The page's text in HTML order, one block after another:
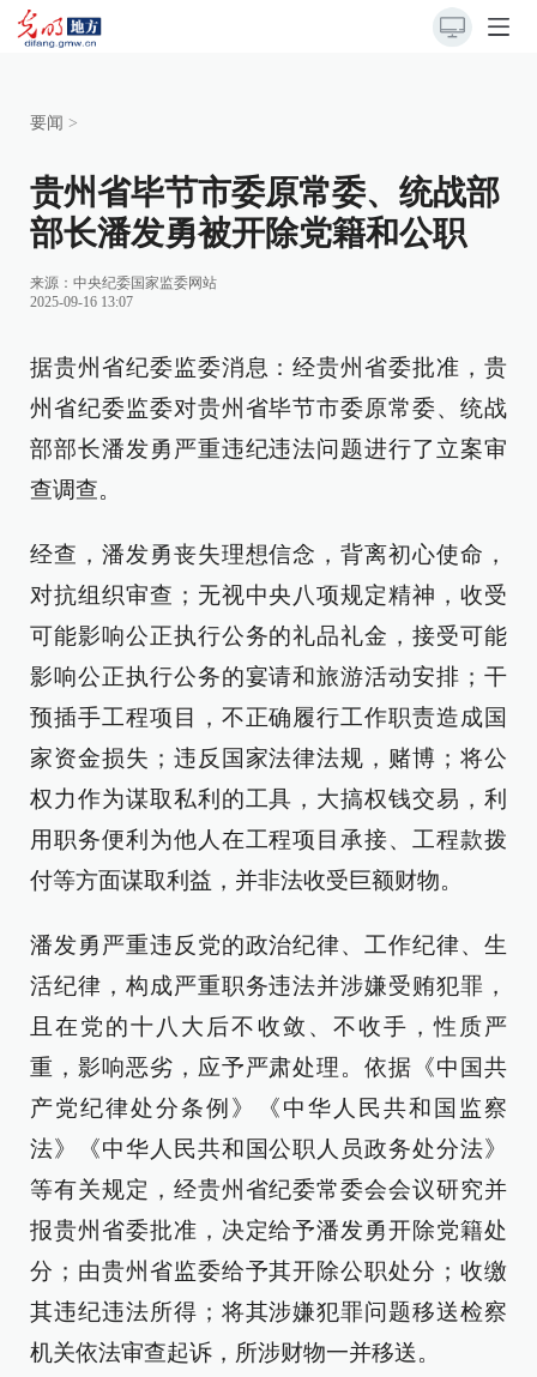
要闻 >
贵州省毕节市委原常委、统战部
部长潘发勇被开除党籍和公职
来源： 中央纪委国家监委网站
2025-09-16 13:07
据贵州省纪委监委消息：经贵州省委批准，贵
州省纪委监委对贵州省毕节市委原常委、统战
部部长潘发勇严重违纪违法问题进行了立案审
查调查。
经查，潘发勇丧失理想信念，背离初心使命，
对抗组织审查；无视中央八项规定精神，收受
可能影响公正执行公务的礼品礼金，接受可能
影响公正执行公务的宴请和旅游活动安排；干
预插手工程项目，不正确履行工作职责造成国
家资金损失；违反国家法律法规，赌博；将公
权力作为谋取私利的工具，大搞权钱交易，利
用职务便利为他人在工程项目承接、工程款拨
付等方面谋取利益，并非法收受巨额财物。
潘发勇严重违反党的政治纪律、工作纪律、生
活纪律，构成严重职务违法并涉嫌受贿犯罪，
且在党的十八大后不收敛、不收手，性质严
重，影响恶劣，应予严肃处理。依据《中国共
产党纪律处分条例》《中华人民共和国监察
法》《中华人民共和国公职人员政务处分法》
等有关规定，经贵州省纪委常委会会议研究并
报贵州省委批准，决定给予潘发勇开除党籍处
分；由贵州省监委给予其开除公职处分；收缴
其违纪违法所得；将其涉嫌犯罪问题移送检察
机关依法审查起诉，所涉财物一并移送。